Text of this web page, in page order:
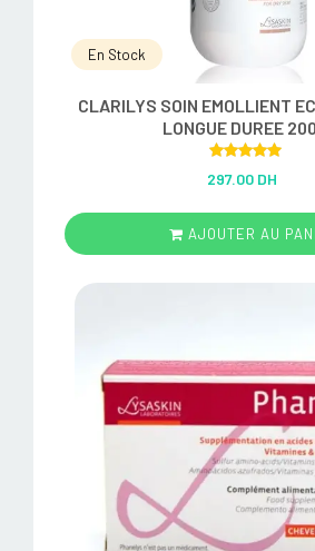
En Stock
CLARILYS SOIN EMOLLIENT
LONGUE DUREE
out of 5
297.00 DH
AJOUTER AU